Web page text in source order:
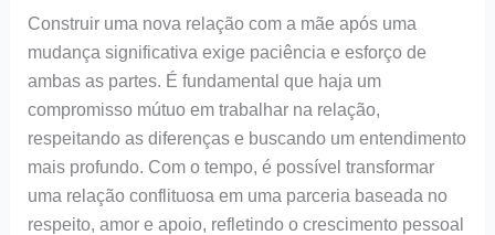
Construir uma nova relação com a mãe após uma
mudança significativa exige paciência e esforço de
ambas as partes. É fundamental que haja um
compromisso mútuo em trabalhar na relação,
respeitando as diferenças e buscando um entendimento
mais profundo. Com o tempo, é possível transformar
uma relação conflituosa em uma parceria baseada no
respeito, amor e apoio, refletindo o crescimento pessoal